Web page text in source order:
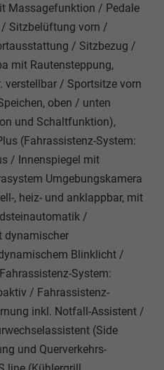
Massagefunktion / Pedale
Sitzbelüftung vorn /
/ Sitzbezug /
mit Rautensteppung,
verstellbar / Sportsitze vorn
oben / unten
und Schaltfunktion),
(Fahrassistenz-System:
/ Innenspiegel mit
Umgebungskamera
, heiz- und anklappbar, mit
/
dynamischer
Blinklicht /
System:
/ Fahrassistenz-
inkl. Notfall-Assistent /
(Side
und Querverkehrs-